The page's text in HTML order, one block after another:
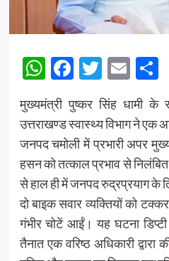
WhatsApp
Facebook
Twitter
मुख्यमंत्री पुष्कर सिंह धामी के
उत्तराखण्ड स्वास्थ्य विभाग ने एक
जनपद चमोली में प्रभारी अपर मुख्य
हसन को तत्काल प्रभाव से
से हाल ही में जनपद रुद्रप्रयाग के
दो बाइक सवार व्यक्तियों को
गंभीर चोटें आईं। यह घटना
तैनात एक वरिष्ठ अधिकारी